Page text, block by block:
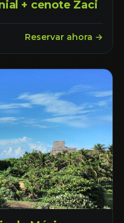
+ cenote Zaci
Reservar ahora →